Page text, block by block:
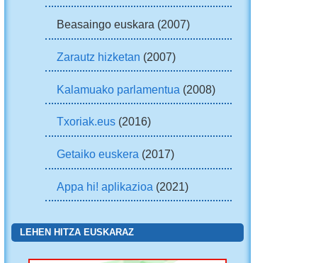
Beasaingo euskara (2007)
Zarautz hizketan (2007)
Kalamuako parlamentua (2008)
Txoriak.eus (2016)
Getaiko euskera (2017)
Appa hi! aplikazioa (2021)
LEHEN HITZA EUSKARAZ